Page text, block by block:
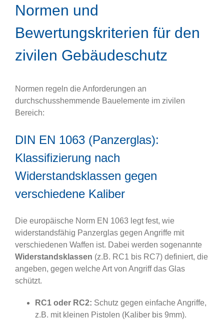
Normen und
Bewertungskriterien für den
zivilen Gebäudeschutz
Normen regeln die Anforderungen an
durchschusshemmende Bauelemente im zivilen
Bereich:
DIN EN 1063 (Panzerglas):
Klassifizierung nach
Widerstandsklassen gegen
verschiedene Kaliber
Die europäische Norm EN 1063 legt fest, wie
widerstandsfähig Panzerglas gegen Angriffe mit
verschiedenen Waffen ist. Dabei werden sogenannte
Widerstandsklassen (z.B. RC1 bis RC7) definiert, die
angeben, gegen welche Art von Angriff das Glas
schützt.
RC1 oder RC2: Schutz gegen einfache Angriffe,
z.B. mit kleinen Pistolen (Kaliber bis 9mm).